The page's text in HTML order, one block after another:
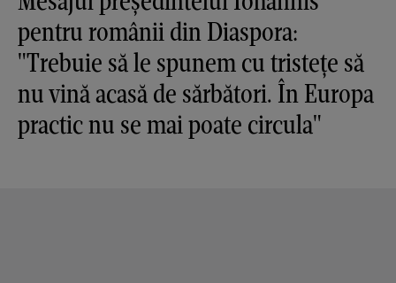
pentru românii din Diaspora:
"Trebuie să le spunem cu tristețe să
nu vină acasă de sărbători. În Europa
practic nu se mai poate circula"